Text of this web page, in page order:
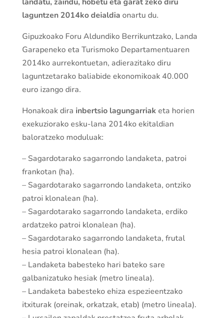
laguntzen 2014ko deialdia onartu du.
Gipuzkoako Foru Aldundiko Berrikuntzako, Landa
Garapeneko eta Turismoko Departamentuaren
2014ko aurrekontuetan, adierazitako diru
laguntzetarako baliabide ekonomikoak 40.000
euro izango dira.
Honakoak dira inbertsio lagungarriak eta horien
exekuziorako esku-lana 2014ko ekitaldian
baloratzeko moduluak:
– Sagardotarako sagarrondo landaketa, patroi
frankotan (ha).
– Sagardotarako sagarrondo landaketa, ontziko
patroi klonalean (ha).
– Sagardotarako sagarrondo landaketa, erdiko
ardatzeko patroi klonalean (ha).
– Sagardotarako sagarrondo landaketa, frutal
hesia patroi klonalean (ha).
– Landaketa babesteko hari bateko sare
galbanizatuko hesiak (metro lineala).
– Landaketa babesteko ehiza espezieentzako
itxiturak (oreinak, orkatzak, etab) (metro lineala).